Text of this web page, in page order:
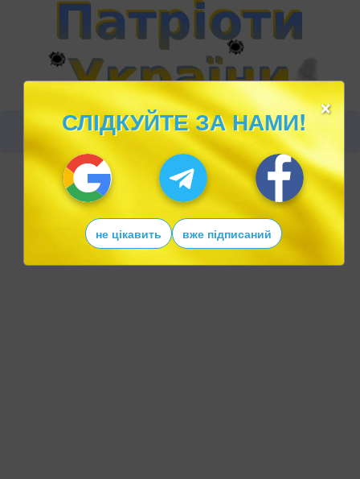
×
СЛІДКУЙТЕ ЗА НАМИ!
не цікавить вже підписаний